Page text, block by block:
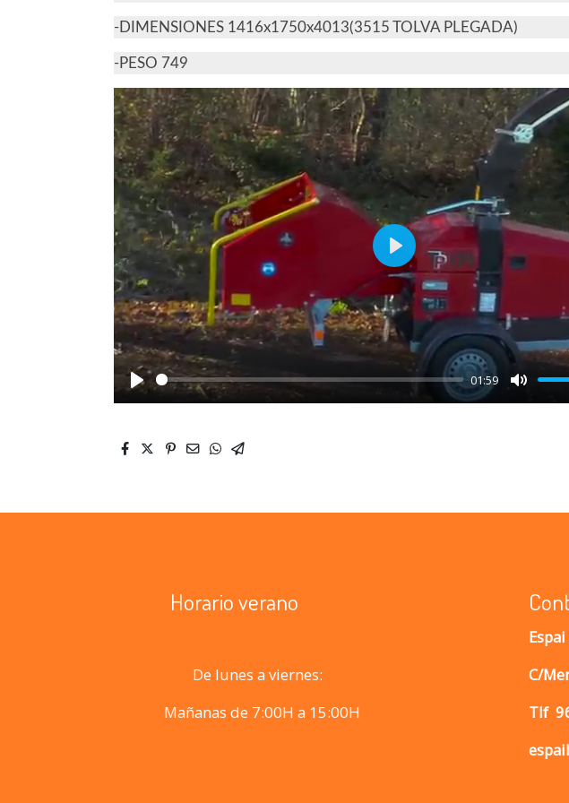
-DIMENSIONES 1416x1750x4013(3515 TOLVA PLEGADA)
-PESO 749
Play
01:59
Mute
Play
Horario verano
De lunes a viernes:
Mañanas de 7:00H a 15:00H
C/
Tlf